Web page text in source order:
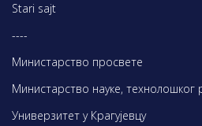
Stari sajt
----
Министарство просвете
Министарство науке, технолошког
Универзитет у Крагујевцу